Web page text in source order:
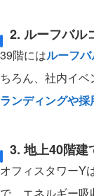
2. ルーフバル
39階にはルーフ
ちろん、社内イ
ランディングや採
3. 地上40階
オフィスタワーY